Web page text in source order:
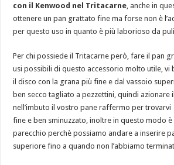
con il Kenwood nel Tritacarne , anche in
ottenere un pan grattato fine ma forse non è
per questo uso in quanto è più laborioso da
Per chi possiede il Tritacarne però, fare il pan
usi possibili di questo accessorio molto utile, vi
il disco con la grana più fine e dal vassoio
ben secco tagliato a pezzettini, quindi azionare
nell’imbuto il vostro pane raffermo per
fine e ben sminuzzato, inoltre in questo modo
parecchio perchè possiamo andare a inserire
superiore fino a quando non l’abbiamo